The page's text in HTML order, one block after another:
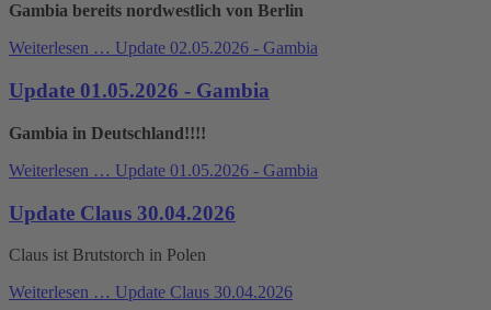
Gambia bereits nordwestlich von Berlin
Weiterlesen … Update 02.05.2026 - Gambia
Update 01.05.2026 - Gambia
Gambia in Deutschland!!!!
Weiterlesen … Update 01.05.2026 - Gambia
Update Claus 30.04.2026
Claus ist Brutstorch in Polen
Weiterlesen … Update Claus 30.04.2026